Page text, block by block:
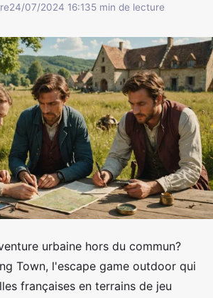
24/07/2024 16:135 min de lecture
urbaine hors du commun?
Town, l'escape game outdoor qui
françaises en terrains de jeu